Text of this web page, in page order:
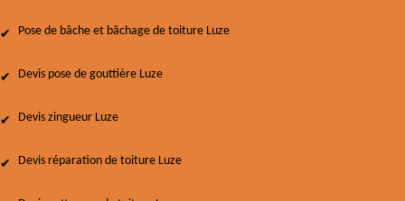
Pose de bâche et bâchage de toiture Luze
Devis pose de gouttière Luze
Devis zingueur Luze
Devis réparation de toiture Luze